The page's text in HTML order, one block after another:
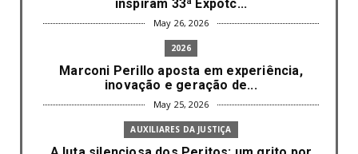
inspiram 33ª Expotc...
May 26, 2026
2026
Marconi Perillo aposta em experiência,
inovação e geração de...
May 25, 2026
AUXILIARES DA JUSTIÇA